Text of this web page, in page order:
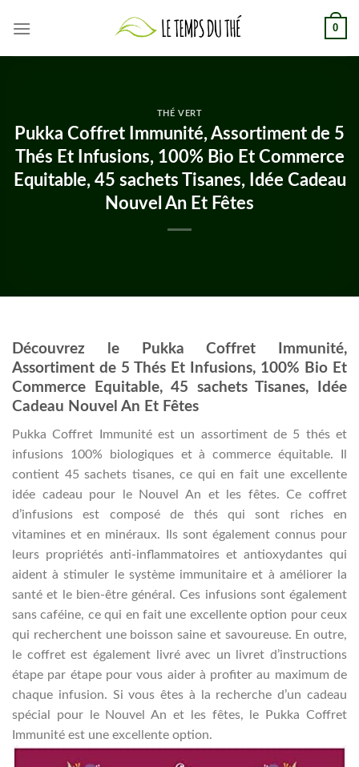
0
THÉ VERT
Pukka Coffret Immunité, Assortiment de 5
Thés Et Infusions, 100% Bio Et Commerce
Equitable, 45 sachets Tisanes, Idée Cadeau
Nouvel An Et Fêtes
Découvrez le Pukka Coffret Immunité,
Assortiment de 5 Thés Et Infusions, 100% Bio Et
Commerce Equitable, 45 sachets Tisanes, Idée
Cadeau Nouvel An Et Fêtes
Pukka Coffret Immunité est un assortiment de 5 thés et
infusions 100% biologiques et à commerce équitable. Il
contient 45 sachets tisanes, ce qui en fait une excellente
idée cadeau pour le Nouvel An et les fêtes. Ce coffret
d’infusions est composé de thés qui sont riches en
vitamines et en minéraux. Ils sont également connus pour
leurs propriétés anti-inflammatoires et antioxydantes qui
aident à stimuler le système immunitaire et à améliorer la
santé et le bien-être général. Ces infusions sont également
sans caféine, ce qui en fait une excellente option pour ceux
qui recherchent une boisson saine et savoureuse. En outre,
le coffret est également livré avec un livret d’instructions
étape par étape pour vous aider à profiter au maximum de
chaque infusion. Si vous êtes à la recherche d’un cadeau
spécial pour le Nouvel An et les fêtes, le Pukka Coffret
Immunité est une excellente option.